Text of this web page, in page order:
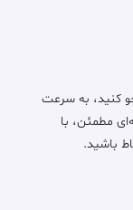
کنید، به سرعت
مطمئن، با
باشید.